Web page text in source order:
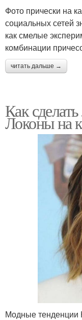
Фото прически на
социальных сетей
как смелые
комбинации
читать дальше →
Как
Локоны на
Модные